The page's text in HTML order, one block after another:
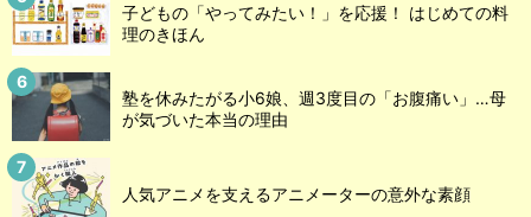
子どもの「やってみたい！」を応援！ はじめての料
理のきほん
塾を休みたがる小6娘、週3度目の「お腹痛い」…母
が気づいた本当の理由
人気アニメを支えるアニメーターの意外な素顔